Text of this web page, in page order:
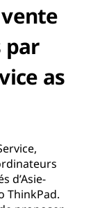
par
as
d’Asie-
ThinkPad.